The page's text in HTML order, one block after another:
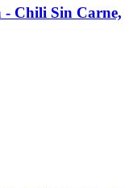
Chili Sin Carne,